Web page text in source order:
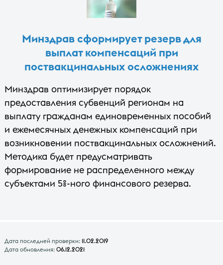
Минздрав сформирует резерв для
выплат компенсаций при
поствакцинальных осложнениях
Минздрав оптимизирует порядок
предоставления субвенций регионам на
выплату гражданам единовременных пособий
и ежемесячных денежных компенсаций при
возникновении поствакцинальных осложнений.
Методика будет предусматривать
формирование не распределенного между
субъектами 5%-ного финансового резерва.
Дата последней проверки: 11.02.2019
Дата обновления: 06.12.2021